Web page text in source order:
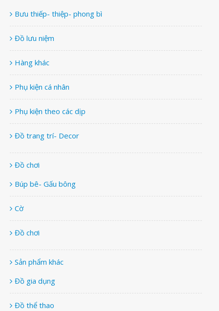
Bưu thiếp- thiệp- phong bì
Đồ lưu niệm
Hàng khác
Phụ kiện cá nhân
Phụ kiện theo các dịp
Đồ trang trí- Decor
Đồ chơi
Búp bê- Gấu bông
Cờ
Đồ chơi
Sản phẩm khác
Đồ gia dụng
Đồ thể thao